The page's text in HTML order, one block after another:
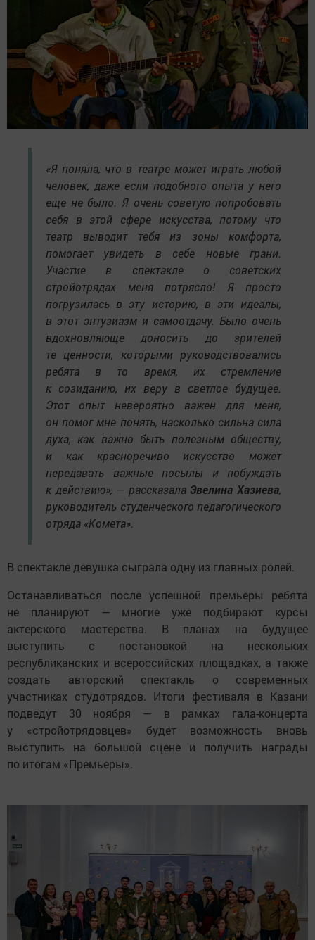
«Я поняла, что в театре может играть любой
человек, даже если подобного опыта у него
еще не было. Я очень советую попробовать
себя в этой сфере искусства, потому что
театр выводит тебя из зоны комфорта,
помогает увидеть в себе новые грани.
Участие в спектакле о советских
стройотрядах меня потрясло! Я просто
погрузилась в эту историю, в эти идеалы,
в этот энтузиазм и самоотдачу. Было очень
вдохновляюще доносить до зрителей
те ценности, которыми руководствовались
ребята в то время, их стремление
к созиданию, их веру в светлое будущее.
Этот опыт невероятно важен для меня,
он помог мне понять, насколько сильна сила
духа, как важно быть полезным обществу,
и как красноречиво искусство может
передавать важные посылы и побуждать
к действию», — рассказала Эвелина Хазиева,
руководитель студенческого педагогического
отряда «Комета».
В спектакле девушка сыграла одну из главных ролей.
Останавливаться после успешной премьеры ребята
не планируют — многие уже подбирают курсы
актерского мастерства. В планах на будущее
выступить с постановкой на нескольких
республиканских и всероссийских площадках, а также
создать авторский спектакль о современных
участниках студотрядов. Итоги фестиваля в Казани
подведут 30 ноября — в рамках гала-концерта
у «стройотрядовцев» будет возможность вновь
выступить на большой сцене и получить награды
по итогам «Премьеры».